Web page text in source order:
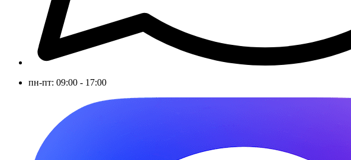
пн-пт: 09:00 - 17:00